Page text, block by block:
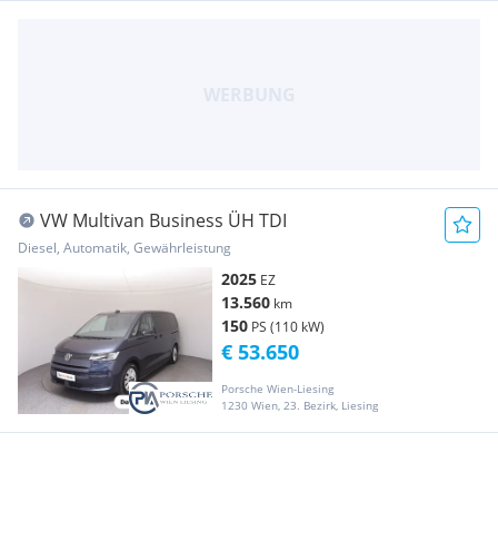
VW Multivan Business ÜH TDI
Diesel, Automatik, Gewährleistung
2025 EZ
13.560 km
150 PS (110 kW)
Porsche Wien-Liesing
1230 Wien, 23. Bezirk, Liesing
€ 53.650